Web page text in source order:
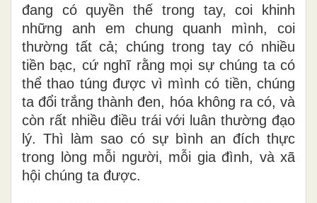
đang có quyền thế trong tay, coi khinh
những anh em chung quanh mình, coi
thường tất cả; chúng trong tay có nhiều
tiền bạc, cứ nghĩ rằng mọi sự chúng ta có
thể thao túng được vì mình có tiền, chúng
ta đổi trắng thành đen, hóa không ra có, và
còn rất nhiều điều trái với luân thường đạo
lý. Thì làm sao có sự bình an đích thực
trong lòng mỗi người, mỗi gia đình, và xã
hội chúng ta được.